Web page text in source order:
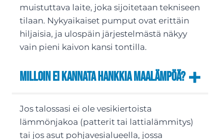
muistuttava laite, joka sijoitetaan tekniseen
tilaan. Nykyaikaiset pumput ovat erittäin
hiljaisia, ja ulospäin järjestelmästä näkyy
vain pieni kaivon kansi tontilla.
Milloin ei kannata hankkia maalämpöä?
Jos talossasi ei ole vesikiertoista
lämmönjakoa (patterit tai lattialämmitys)
tai jos asut pohjavesialueella, jossa